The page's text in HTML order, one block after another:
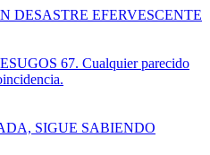
DESASTRE EFERVESCENTE
67. Cualquier parecido
SIGUE SABIENDO